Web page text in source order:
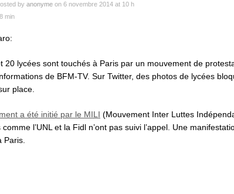
by anonyme on 6 novembre 2014 at 10 h
min
20 lycées sont touchés à Paris par un mouvement de
de BFM-TV. Sur Twitter, des photos de lycées
place.
a été initié par le MILI (Mouvement Inter Luttes
l’UNL et la Fidl n’ont pas suivi l’appel. Une
Paris.